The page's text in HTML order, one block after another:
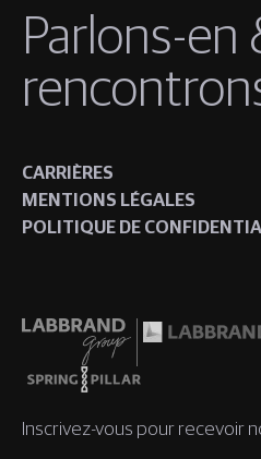
Parlons-en
CARRIÈRES
MENTIONS LÉGALES
POLITIQUE DE
Inscrivez-vous pour recevoir